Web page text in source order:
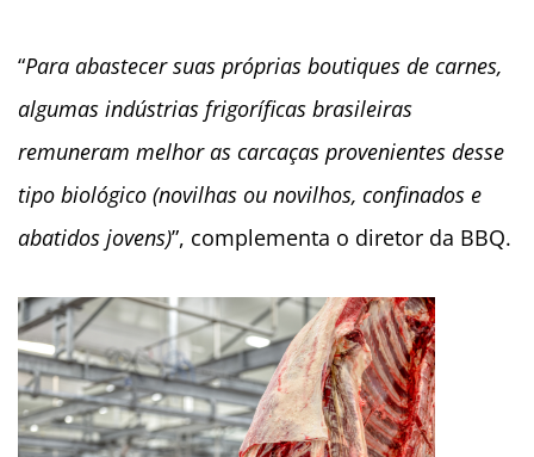
“Para abastecer suas próprias boutiques de carnes,
algumas indústrias frigoríficas brasileiras
remuneram melhor as carcaças provenientes desse
tipo biológico (novilhas ou novilhos, confinados e
abatidos jovens)”, complementa o diretor da BBQ.